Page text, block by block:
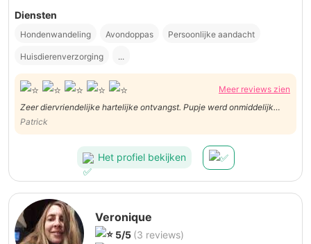
Diensten
Hondenwandeling Avondoppas Persoonlijke aandacht
Huisdierenverzorging ...
Meer reviews zien
Zeer diervriendelijke hartelijke ontvangst. Pupje werd onmiddelijk
opgenomen in gezin. Weet heel goed om met hondje om te gaan.
Warm hart.
Patrick
Het profiel bekijken
Veronique
5/5 (3 reviews)